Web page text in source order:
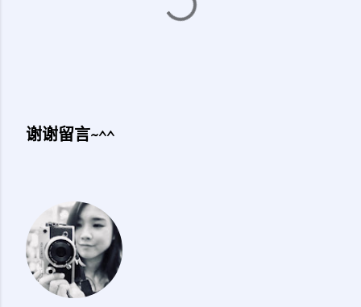
论
谢谢留言~^^